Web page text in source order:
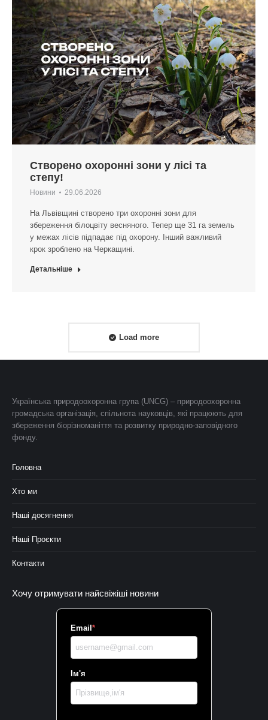
Створено охоронні зони у лісі та
степу!
Новини 29.06.2026
На Львівщині створено три охоронні зони для
збереження білоцвіту весняного. Тепер ще 31 га земель
у межах лісів підпадає під охорону. Інший важливий
крок зроблено на Черкащині.
Детальніше
Load more
Українська природоохоронна група (UNCG) – природоохоронна
громадська організація, спільнота науковців, які працюють для
збереження біорізноманіття та розвитку природно-заповідного
фонду.
Головна
Хто ми
Наші досягнення
Наші Проєкти
Контакти
Хочу отримувати найсвіжіші новини
Email *
Ім'я